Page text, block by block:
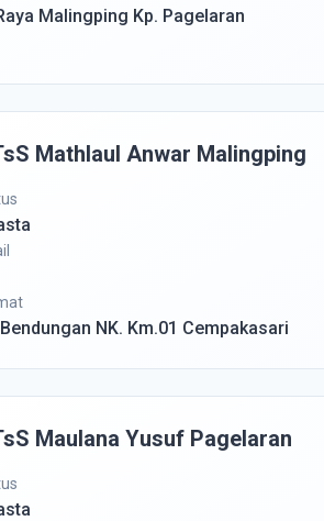
Malingping Kp. Pagelaran
Mathlaul Anwar Malingping
NK. Km.01 Cempakasari
Maulana Yusuf Pagelaran